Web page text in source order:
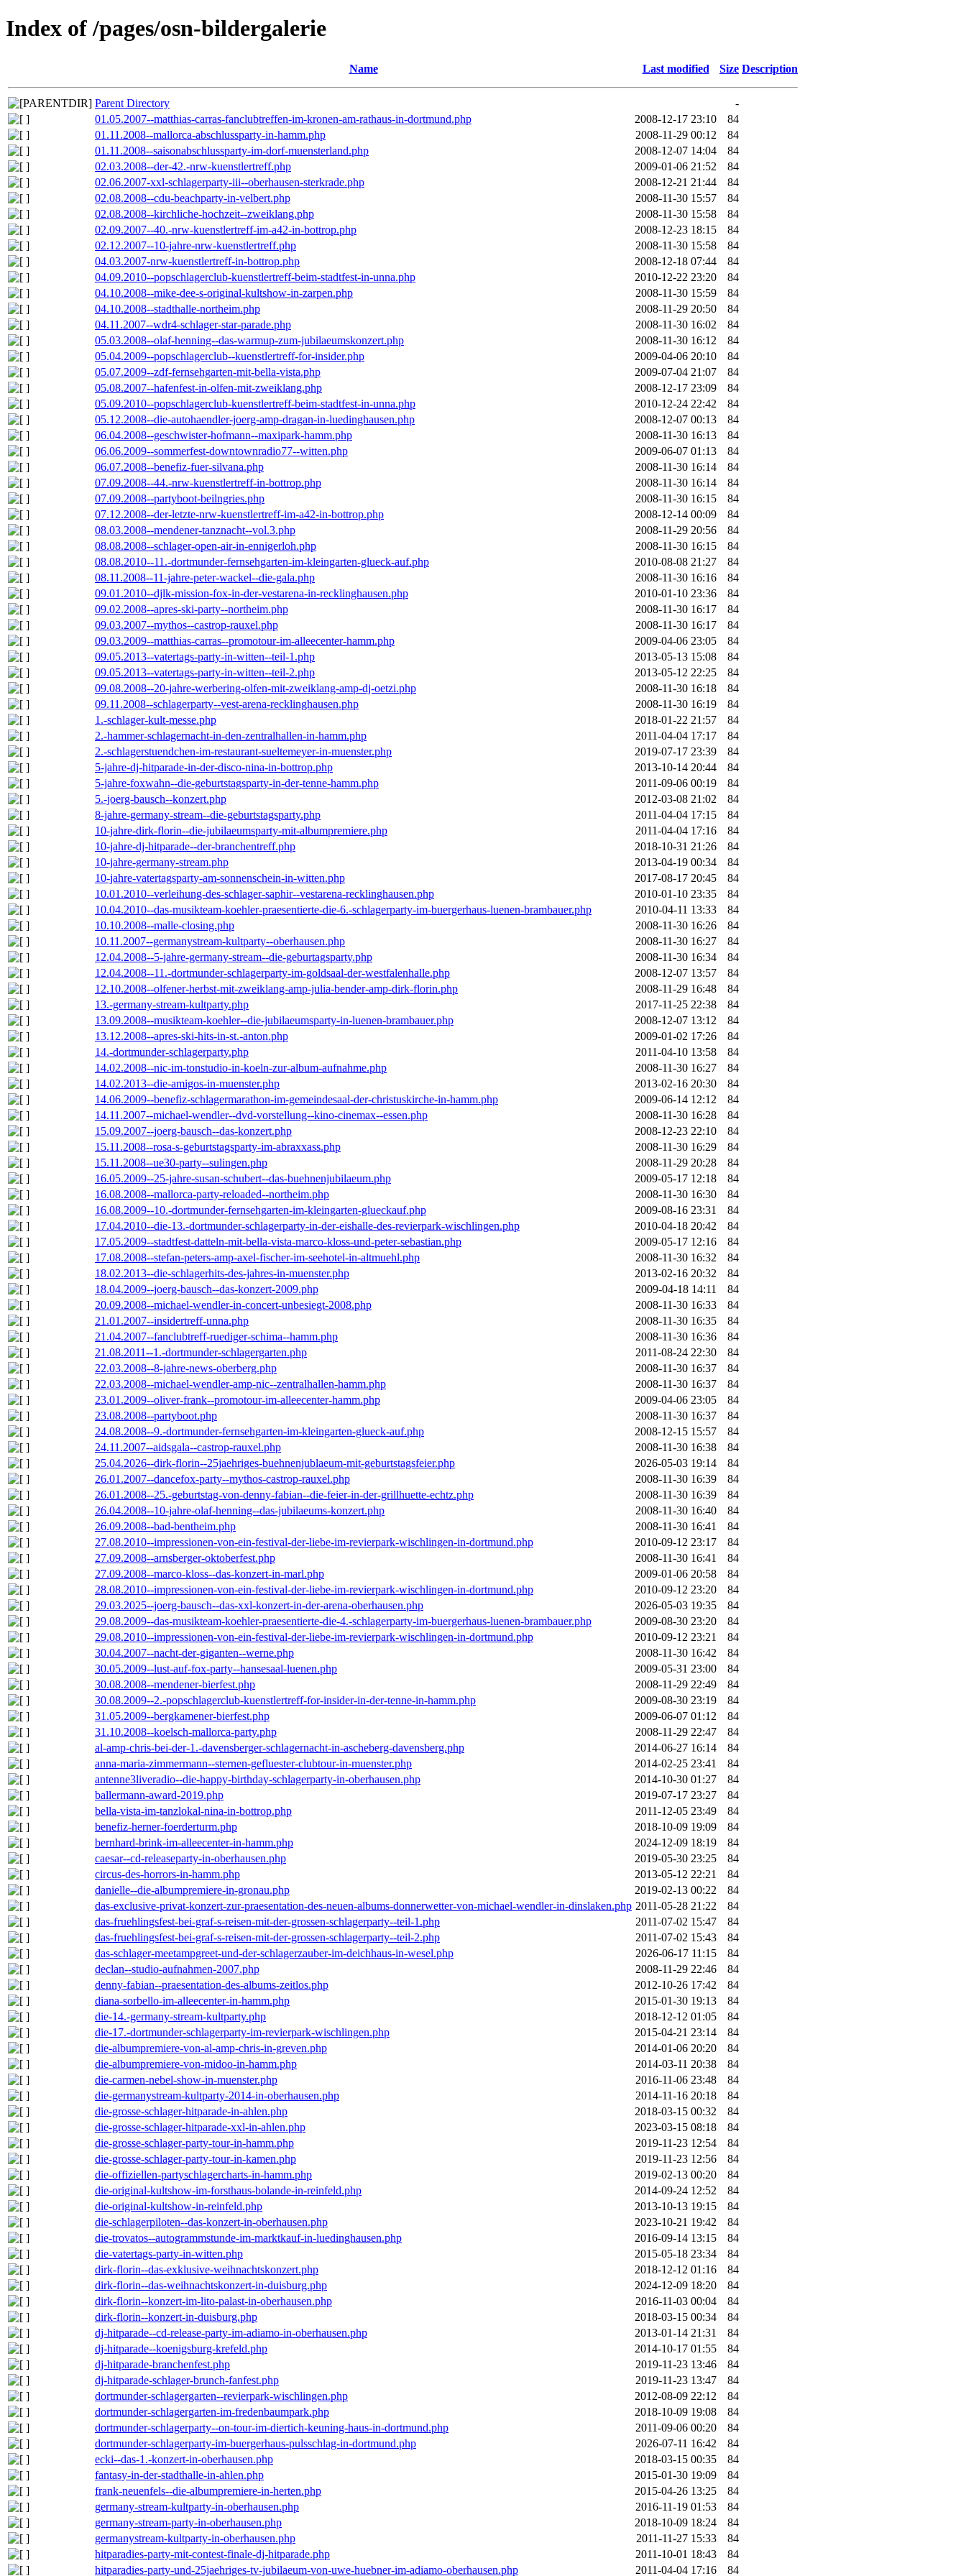
Index of /pages/osn-bildergalerie
Name Last modified Size Description
Parent Directory
-
01.05.2007--matthias-carras-fanclubtreffen-im-kronen-am-rathaus-in-dortmund.php
2008-12-17 23:10
84
01.11.2008--mallorca-abschlussparty-in-hamm.php
2008-11-29 00:12
84
01.11.2008--saisonabschlussparty-im-dorf-muensterland.php
2008-12-07 14:04
84
02.03.2008--der-42.-nrw-kuenstlertreff.php
2009-01-06 21:52
84
02.06.2007-xxl-schlagerparty-iii--oberhausen-sterkrade.php
2008-12-21 21:44
84
02.08.2008--cdu-beachparty-in-velbert.php
2008-11-30 15:57
84
02.08.2008--kirchliche-hochzeit--zweiklang.php
2008-11-30 15:58
84
02.09.2007--40.-nrw-kuenstlertreff-im-a42-in-bottrop.php
2008-12-23 18:15
84
02.12.2007--10-jahre-nrw-kuenstlertreff.php
2008-11-30 15:58
84
04.03.2007-nrw-kuenstlertreff-in-bottrop.php
2008-12-18 07:44
84
04.09.2010--popschlagerclub-kuenstlertreff-beim-stadtfest-in-unna.php
2010-12-22 23:20
84
04.10.2008--mike-dee-s-original-kultshow-in-zarpen.php
2008-11-30 15:59
84
04.10.2008--stadthalle-northeim.php
2008-11-29 20:50
84
04.11.2007--wdr4-schlager-star-parade.php
2008-11-30 16:02
84
05.03.2008--olaf-henning--das-warmup-zum-jubilaeumskonzert.php
2008-11-30 16:12
84
05.04.2009--popschlagerclub--kuenstlertreff-for-insider.php
2009-04-06 20:10
84
05.07.2009--zdf-fernsehgarten-mit-bella-vista.php
2009-07-04 21:07
84
05.08.2007--hafenfest-in-olfen-mit-zweiklang.php
2008-12-17 23:09
84
05.09.2010--popschlagerclub-kuenstlertreff-beim-stadtfest-in-unna.php
2010-12-24 22:42
84
05.12.2008--die-autohaendler-joerg-amp-dragan-in-luedinghausen.php
2008-12-07 00:13
84
06.04.2008--geschwister-hofmann--maxipark-hamm.php
2008-11-30 16:13
84
06.06.2009--sommerfest-downtownradio77--witten.php
2009-06-07 01:13
84
06.07.2008--benefiz-fuer-silvana.php
2008-11-30 16:14
84
07.09.2008--44.-nrw-kuenstlertreff-in-bottrop.php
2008-11-30 16:14
84
07.09.2008--partyboot-beilngries.php
2008-11-30 16:15
84
07.12.2008--der-letzte-nrw-kuenstlertreff-im-a42-in-bottrop.php
2008-12-14 00:09
84
08.03.2008--mendener-tanznacht--vol.3.php
2008-11-29 20:56
84
08.08.2008--schlager-open-air-in-ennigerloh.php
2008-11-30 16:15
84
08.08.2010--11.-dortmunder-fernsehgarten-im-kleingarten-glueck-auf.php
2010-08-08 21:27
84
08.11.2008--11-jahre-peter-wackel--die-gala.php
2008-11-30 16:16
84
09.01.2010--djlk-mission-fox-in-der-vestarena-in-recklinghausen.php
2010-01-10 23:36
84
09.02.2008--apres-ski-party--northeim.php
2008-11-30 16:17
84
09.03.2007--mythos--castrop-rauxel.php
2008-11-30 16:17
84
09.03.2009--matthias-carras--promotour-im-alleecenter-hamm.php
2009-04-06 23:05
84
09.05.2013--vatertags-party-in-witten--teil-1.php
2013-05-13 15:08
84
09.05.2013--vatertags-party-in-witten--teil-2.php
2013-05-12 22:25
84
09.08.2008--20-jahre-werbering-olfen-mit-zweiklang-amp-dj-oetzi.php
2008-11-30 16:18
84
09.11.2008--schlagerparty--vest-arena-recklinghausen.php
2008-11-30 16:19
84
1.-schlager-kult-messe.php
2018-01-22 21:57
84
2.-hammer-schlagernacht-in-den-zentralhallen-in-hamm.php
2011-04-04 17:17
84
2.-schlagerstuendchen-im-restaurant-sueltemeyer-in-muenster.php
2019-07-17 23:39
84
5-jahre-dj-hitparade-in-der-disco-nina-in-bottrop.php
2013-10-14 20:44
84
5-jahre-foxwahn--die-geburtstagsparty-in-der-tenne-hamm.php
2011-09-06 00:19
84
5.-joerg-bausch--konzert.php
2012-03-08 21:02
84
8-jahre-germany-stream--die-geburtstagsparty.php
2011-04-04 17:15
84
10-jahre-dirk-florin--die-jubilaeumsparty-mit-albumpremiere.php
2011-04-04 17:16
84
10-jahre-dj-hitparade--der-branchentreff.php
2018-10-31 21:26
84
10-jahre-germany-stream.php
2013-04-19 00:34
84
10-jahre-vatertagsparty-am-sonnenschein-in-witten.php
2017-08-17 20:45
84
10.01.2010--verleihung-des-schlager-saphir--vestarena-recklinghausen.php
2010-01-10 23:35
84
10.04.2010--das-musikteam-koehler-praesentierte-die-6.-schlagerparty-im-buergerhaus-luenen-brambauer.php
2010-04-11 13:33
84
10.10.2008--malle-closing.php
2008-11-30 16:26
84
10.11.2007--germanystream-kultparty--oberhausen.php
2008-11-30 16:27
84
12.04.2008--5-jahre-germany-stream--die-geburtagsparty.php
2008-11-30 16:34
84
12.04.2008--11.-dortmunder-schlagerparty-im-goldsaal-der-westfalenhalle.php
2008-12-07 13:57
84
12.10.2008--olfener-herbst-mit-zweiklang-amp-julia-bender-amp-dirk-florin.php
2008-11-29 16:48
84
13.-germany-stream-kultparty.php
2017-11-25 22:38
84
13.09.2008--musikteam-koehler--die-jubilaeumsparty-in-luenen-brambauer.php
2008-12-07 13:12
84
13.12.2008--apres-ski-hits-in-st.-anton.php
2009-01-02 17:26
84
14.-dortmunder-schlagerparty.php
2011-04-10 13:58
84
14.02.2008--nic-im-tonstudio-in-koeln-zur-album-aufnahme.php
2008-11-30 16:27
84
14.02.2013--die-amigos-in-muenster.php
2013-02-16 20:30
84
14.06.2009--benefiz-schlagermarathon-im-gemeindesaal-der-christuskirche-in-hamm.php
2009-06-14 12:12
84
14.11.2007--michael-wendler--dvd-vorstellung--kino-cinemax--essen.php
2008-11-30 16:28
84
15.09.2007--joerg-bausch--das-konzert.php
2008-12-23 22:10
84
15.11.2008--rosa-s-geburtstagsparty-im-abraxxass.php
2008-11-30 16:29
84
15.11.2008--ue30-party--sulingen.php
2008-11-29 20:28
84
16.05.2009--25-jahre-susan-schubert--das-buehnenjubilaeum.php
2009-05-17 12:18
84
16.08.2008--mallorca-party-reloaded--northeim.php
2008-11-30 16:30
84
16.08.2009--10.-dortmunder-fernsehgarten-im-kleingarten-glueckauf.php
2009-08-16 23:31
84
17.04.2010--die-13.-dortmunder-schlagerparty-in-der-eishalle-des-revierpark-wischlingen.php
2010-04-18 20:42
84
17.05.2009--stadtfest-datteln-mit-bella-vista-marco-kloss-und-peter-sebastian.php
2009-05-17 12:16
84
17.08.2008--stefan-peters-amp-axel-fischer-im-seehotel-in-altmuehl.php
2008-11-30 16:32
84
18.02.2013--die-schlagerhits-des-jahres-in-muenster.php
2013-02-16 20:32
84
18.04.2009--joerg-bausch--das-konzert-2009.php
2009-04-18 14:11
84
20.09.2008--michael-wendler-in-concert-unbesiegt-2008.php
2008-11-30 16:33
84
21.01.2007--insidertreff-unna.php
2008-11-30 16:35
84
21.04.2007--fanclubtreff-ruediger-schima--hamm.php
2008-11-30 16:36
84
21.08.2011--1.-dortmunder-schlagergarten.php
2011-08-24 22:30
84
22.03.2008--8-jahre-news-oberberg.php
2008-11-30 16:37
84
22.03.2008--michael-wendler-amp-nic--zentralhallen-hamm.php
2008-11-30 16:37
84
23.01.2009--oliver-frank--promotour-im-alleecenter-hamm.php
2009-04-06 23:05
84
23.08.2008--partyboot.php
2008-11-30 16:37
84
24.08.2008--9.-dortmunder-fernsehgarten-im-kleingarten-glueck-auf.php
2008-12-15 15:57
84
24.11.2007--aidsgala--castrop-rauxel.php
2008-11-30 16:38
84
25.04.2026--dirk-florin--25jaehriges-buehnenjublaeum-mit-geburtstagsfeier.php
2026-05-03 19:14
84
26.01.2007--dancefox-party--mythos-castrop-rauxel.php
2008-11-30 16:39
84
26.01.2008--25.-geburtstag-von-denny-fabian--die-feier-in-der-grillhuette-echtz.php
2008-11-30 16:39
84
26.04.2008--10-jahre-olaf-henning--das-jubilaeums-konzert.php
2008-11-30 16:40
84
26.09.2008--bad-bentheim.php
2008-11-30 16:41
84
27.08.2010--impressionen-von-ein-festival-der-liebe-im-revierpark-wischlingen-in-dortmund.php
2010-09-12 23:17
84
27.09.2008--arnsberger-oktoberfest.php
2008-11-30 16:41
84
27.09.2008--marco-kloss--das-konzert-in-marl.php
2009-01-06 20:58
84
28.08.2010--impressionen-von-ein-festival-der-liebe-im-revierpark-wischlingen-in-dortmund.php
2010-09-12 23:20
84
29.03.2025--joerg-bausch--das-xxl-konzert-in-der-arena-oberhausen.php
2026-05-03 19:35
84
29.08.2009--das-musikteam-koehler-praesentierte-die-4.-schlagerparty-im-buergerhaus-luenen-brambauer.php
2009-08-30 23:20
84
29.08.2010--impressionen-von-ein-festival-der-liebe-im-revierpark-wischlingen-in-dortmund.php
2010-09-12 23:21
84
30.04.2007--nacht-der-giganten--werne.php
2008-11-30 16:42
84
30.05.2009--lust-auf-fox-party--hansesaal-luenen.php
2009-05-31 23:00
84
30.08.2008--mendener-bierfest.php
2008-11-29 22:49
84
30.08.2009--2.-popschlagerclub-kuenstlertreff-for-insider-in-der-tenne-in-hamm.php
2009-08-30 23:19
84
31.05.2009--bergkamener-bierfest.php
2009-06-07 01:12
84
31.10.2008--koelsch-mallorca-party.php
2008-11-29 22:47
84
al-amp-chris-bei-der-1.-davensberger-schlagernacht-in-ascheberg-davensberg.php
2014-06-27 16:14
84
anna-maria-zimmermann--sternen-gefluester-clubtour-in-muenster.php
2014-02-25 23:41
84
antenne3liveradio--die-happy-birthday-schlagerparty-in-oberhausen.php
2014-10-30 01:27
84
ballermann-award-2019.php
2019-07-17 23:27
84
bella-vista-im-tanzlokal-nina-in-bottrop.php
2011-12-05 23:49
84
benefiz-herner-foerderturm.php
2018-10-09 19:09
84
bernhard-brink-im-alleecenter-in-hamm.php
2024-12-09 18:19
84
caesar--cd-releaseparty-in-oberhausen.php
2019-05-30 23:25
84
circus-des-horrors-in-hamm.php
2013-05-12 22:21
84
danielle--die-albumpremiere-in-gronau.php
2019-02-13 00:22
84
das-exclusive-privat-konzert-zur-praesentation-des-neuen-albums-donnerwetter-von-michael-wendler-in-dinslaken.php 2011-05-28 21:22
84
das-fruehlingsfest-bei-graf-s-reisen-mit-der-grossen-schlagerparty--teil-1.php
2011-07-02 15:47
84
das-fruehlingsfest-bei-graf-s-reisen-mit-der-grossen-schlagerparty--teil-2.php
2011-07-02 15:43
84
das-schlager-meetampgreet-und-der-schlagerzauber-im-deichhaus-in-wesel.php
2026-06-17 11:15
84
declan--studio-aufnahmen-2007.php
2008-11-29 22:46
84
denny-fabian--praesentation-des-albums-zeitlos.php
2012-10-26 17:42
84
diana-sorbello-im-alleecenter-in-hamm.php
2015-01-30 19:13
84
die-14.-germany-stream-kultparty.php
2018-12-12 01:05
84
die-17.-dortmunder-schlagerparty-im-revierpark-wischlingen.php
2015-04-21 23:14
84
die-albumpremiere-von-al-amp-chris-in-greven.php
2014-01-06 20:20
84
die-albumpremiere-von-midoo-in-hamm.php
2014-03-11 20:38
84
die-carmen-nebel-show-in-muenster.php
2016-11-06 23:48
84
die-germanystream-kultparty-2014-in-oberhausen.php
2014-11-16 20:18
84
die-grosse-schlager-hitparade-in-ahlen.php
2018-03-15 00:32
84
die-grosse-schlager-hitparade-xxl-in-ahlen.php
2023-03-15 08:18
84
die-grosse-schlager-party-tour-in-hamm.php
2019-11-23 12:54
84
die-grosse-schlager-party-tour-in-kamen.php
2019-11-23 12:56
84
die-offiziellen-partyschlagercharts-in-hamm.php
2019-02-13 00:20
84
die-original-kultshow-im-forsthaus-bolande-in-reinfeld.php
2014-09-24 12:52
84
die-original-kultshow-in-reinfeld.php
2013-10-13 19:15
84
die-schlagerpiloten--das-konzert-in-oberhausen.php
2023-10-21 19:42
84
die-trovatos--autogrammstunde-im-marktkauf-in-luedinghausen.php
2016-09-14 13:15
84
die-vatertags-party-in-witten.php
2015-05-18 23:34
84
dirk-florin--das-exklusive-weihnachtskonzert.php
2018-12-12 01:16
84
dirk-florin--das-weihnachtskonzert-in-duisburg.php
2024-12-09 18:20
84
dirk-florin--konzert-im-lito-palast-in-oberhausen.php
2016-11-03 00:04
84
dirk-florin--konzert-in-duisburg.php
2018-03-15 00:34
84
dj-hitparade--cd-release-party-im-adiamo-in-oberhausen.php
2013-01-14 21:31
84
dj-hitparade--koenigsburg-krefeld.php
2014-10-17 01:55
84
dj-hitparade-branchenfest.php
2019-11-23 13:46
84
dj-hitparade-schlager-brunch-fanfest.php
2019-11-23 13:47
84
dortmunder-schlagergarten--revierpark-wischlingen.php
2012-08-09 22:12
84
dortmunder-schlagergarten-im-fredenbaumpark.php
2018-10-09 19:08
84
dortmunder-schlagerparty--on-tour-im-diertich-keuning-haus-in-dortmund.php
2011-09-06 00:20
84
dortmunder-schlagerparty-im-buergerhaus-pulsschlag-in-dortmund.php
2026-07-11 16:42
84
ecki--das-1.-konzert-in-oberhausen.php
2018-03-15 00:35
84
fantasy-in-der-stadthalle-in-ahlen.php
2015-01-30 19:09
84
frank-neuenfels--die-albumpremiere-in-herten.php
2015-04-26 13:25
84
germany-stream-kultparty-in-oberhausen.php
2016-11-19 01:53
84
germany-stream-party-in-oberhausen.php
2018-10-09 18:24
84
germanystream-kultparty-in-oberhausen.php
2011-11-27 15:33
84
hitparadies-party-mit-contest-finale-dj-hitparade.php
2011-10-01 18:43
84
hitparadies-party-und-25jaehriges-tv-jubilaeum-von-uwe-huebner-im-adiamo-oberhausen.php
2011-04-04 17:16 84